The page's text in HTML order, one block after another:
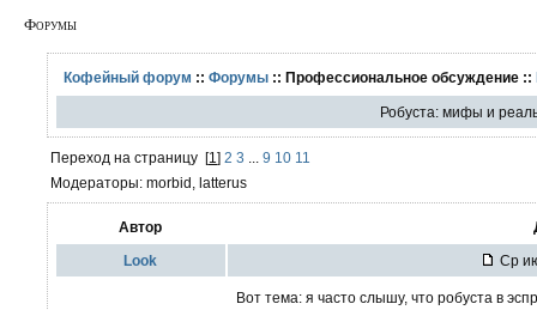
Форумы
Кофейный форум :: Форумы :: Профессиональное обсуждение ::
Робуста: мифы и
Переход на страницу [1 ] 2 3 9 10 11
Модераторы: morbid, latterus
Автор
Look Ср
Вот тема: я часто слышу, что робуста в